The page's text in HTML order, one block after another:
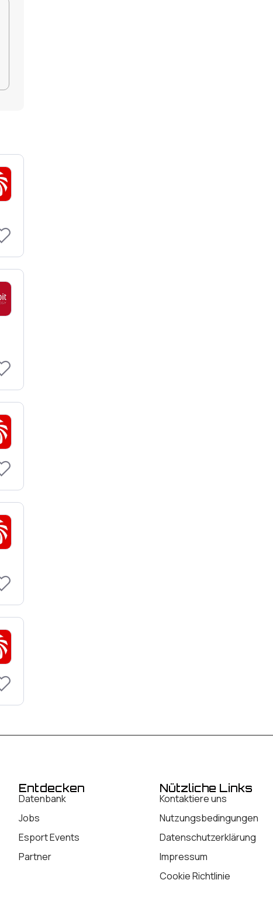
Entdecken
Datenbank
Jobs
Esport Events
Partner
Nützliche Links
Kontaktiere uns
Nutzungsbedingungen
Datenschutzerklärung
Impressum
Cookie Richtlinie